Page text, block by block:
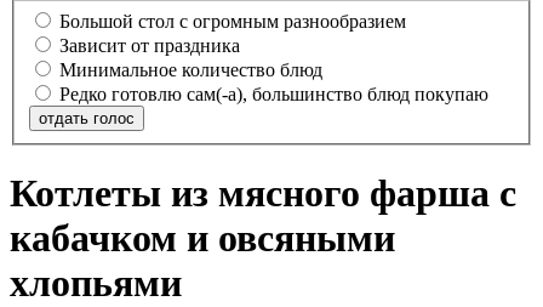
Большой стол с огромным разнообразием
Зависит от праздника
Минимальное количество блюд
Редко готовлю сам(-а), большинство блюд покупаю
отдать голос
Котлеты из мясного фарша с
кабачком и овсяными
хлопьями